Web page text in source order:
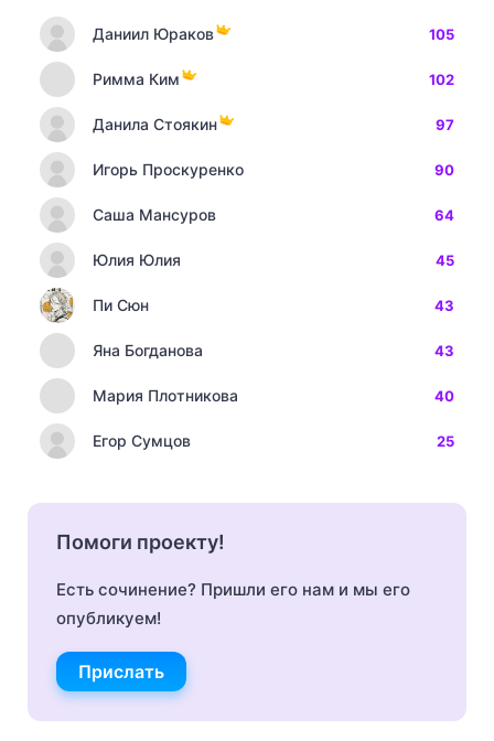
Даниил Юраков 105
Римма Ким 102
Данила Стоякин 97
Игорь Проскуренко 90
Саша Мансуров 64
Юлия Юлия 45
Пи Сюн 43
Яна Богданова 43
Мария Плотникова 40
Егор Сумцов 25
Помоги проекту!
Есть сочинение? Пришли его нам и мы его
опубликуем!
Прислать